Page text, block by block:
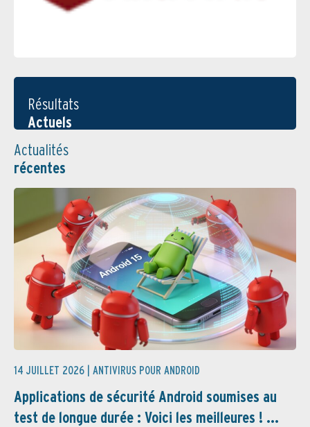
Résultats
Actuels
Actualités
récentes
14 JUILLET 2026 | ANTIVIRUS POUR ANDROID
Applications de sécurité Android soumises au
test de longue durée : Voici les meilleures ! ...